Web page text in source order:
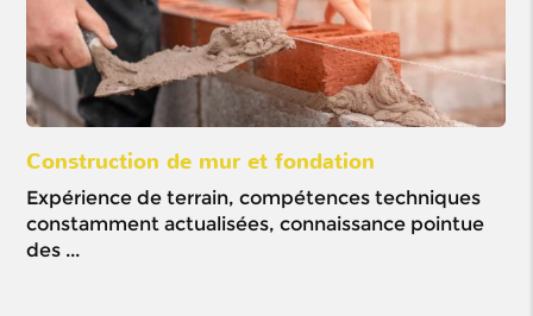
Construction de mur et fondation
Expérience de terrain, compétences techniques
constamment actualisées, connaissance pointue
des ...